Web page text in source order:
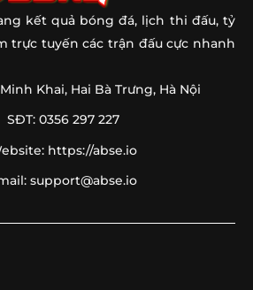
kết quả bóng đá, lịch thi đấu, tỷ
trực tuyến các trận đấu cực nhanh
Khai, Hai Bà Trưng, Hà Nội
SĐT: 0356 297 227
https://abse.io
support@abse.io